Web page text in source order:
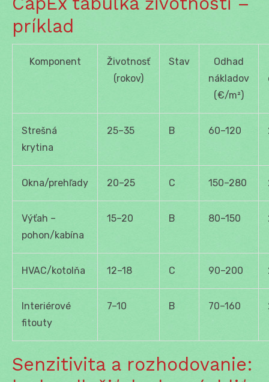
príklad
Komponent
Životnosť
(rokov)
Stav
Odhad
nákladov
(€/m²)
Strešná
krytina
25–35 B 60–120
Okna/prehľady 20–25 C 150–280
Výťah –
pohon/kabína
15–20 B 80–150
HVAC/kotolňa 12–18 C 90–200
Interiérové
fitouty
7–10 B 70–160
Senzitivita a rozhodovanie: